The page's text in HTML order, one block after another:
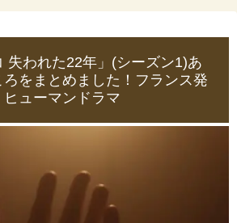
失われた22年」(シーズン1)あ
ろをまとめました！フランス発
ューマンドラマ